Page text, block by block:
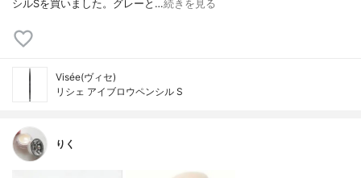
シルSを買いました。グレーと…続きを見る
Visée(ヴィセ)
リシェ アイブロウペンシル S
りく